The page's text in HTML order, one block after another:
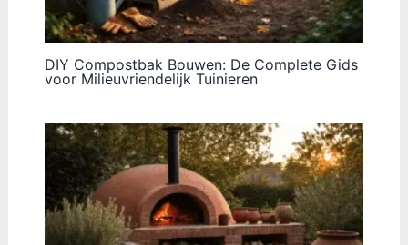
DIY Compostbak Bouwen: De Complete Gids
voor Milieuvriendelijk Tuinieren